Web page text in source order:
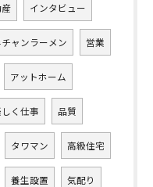
インタビュー
ャンラーメン 営業
アットホーム
く仕事 品質
タワマン 高級住宅
養生設置 気配り